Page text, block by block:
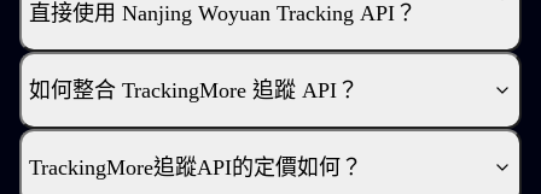
直接使用 Nanjing Woyuan Tracking API？
如何整合 TrackingMore 追蹤 API？
TrackingMore追蹤API的定價如何？